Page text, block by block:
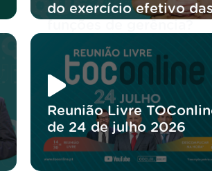
do exercício efetivo
Reunião Livre
de 24 de julho 2026